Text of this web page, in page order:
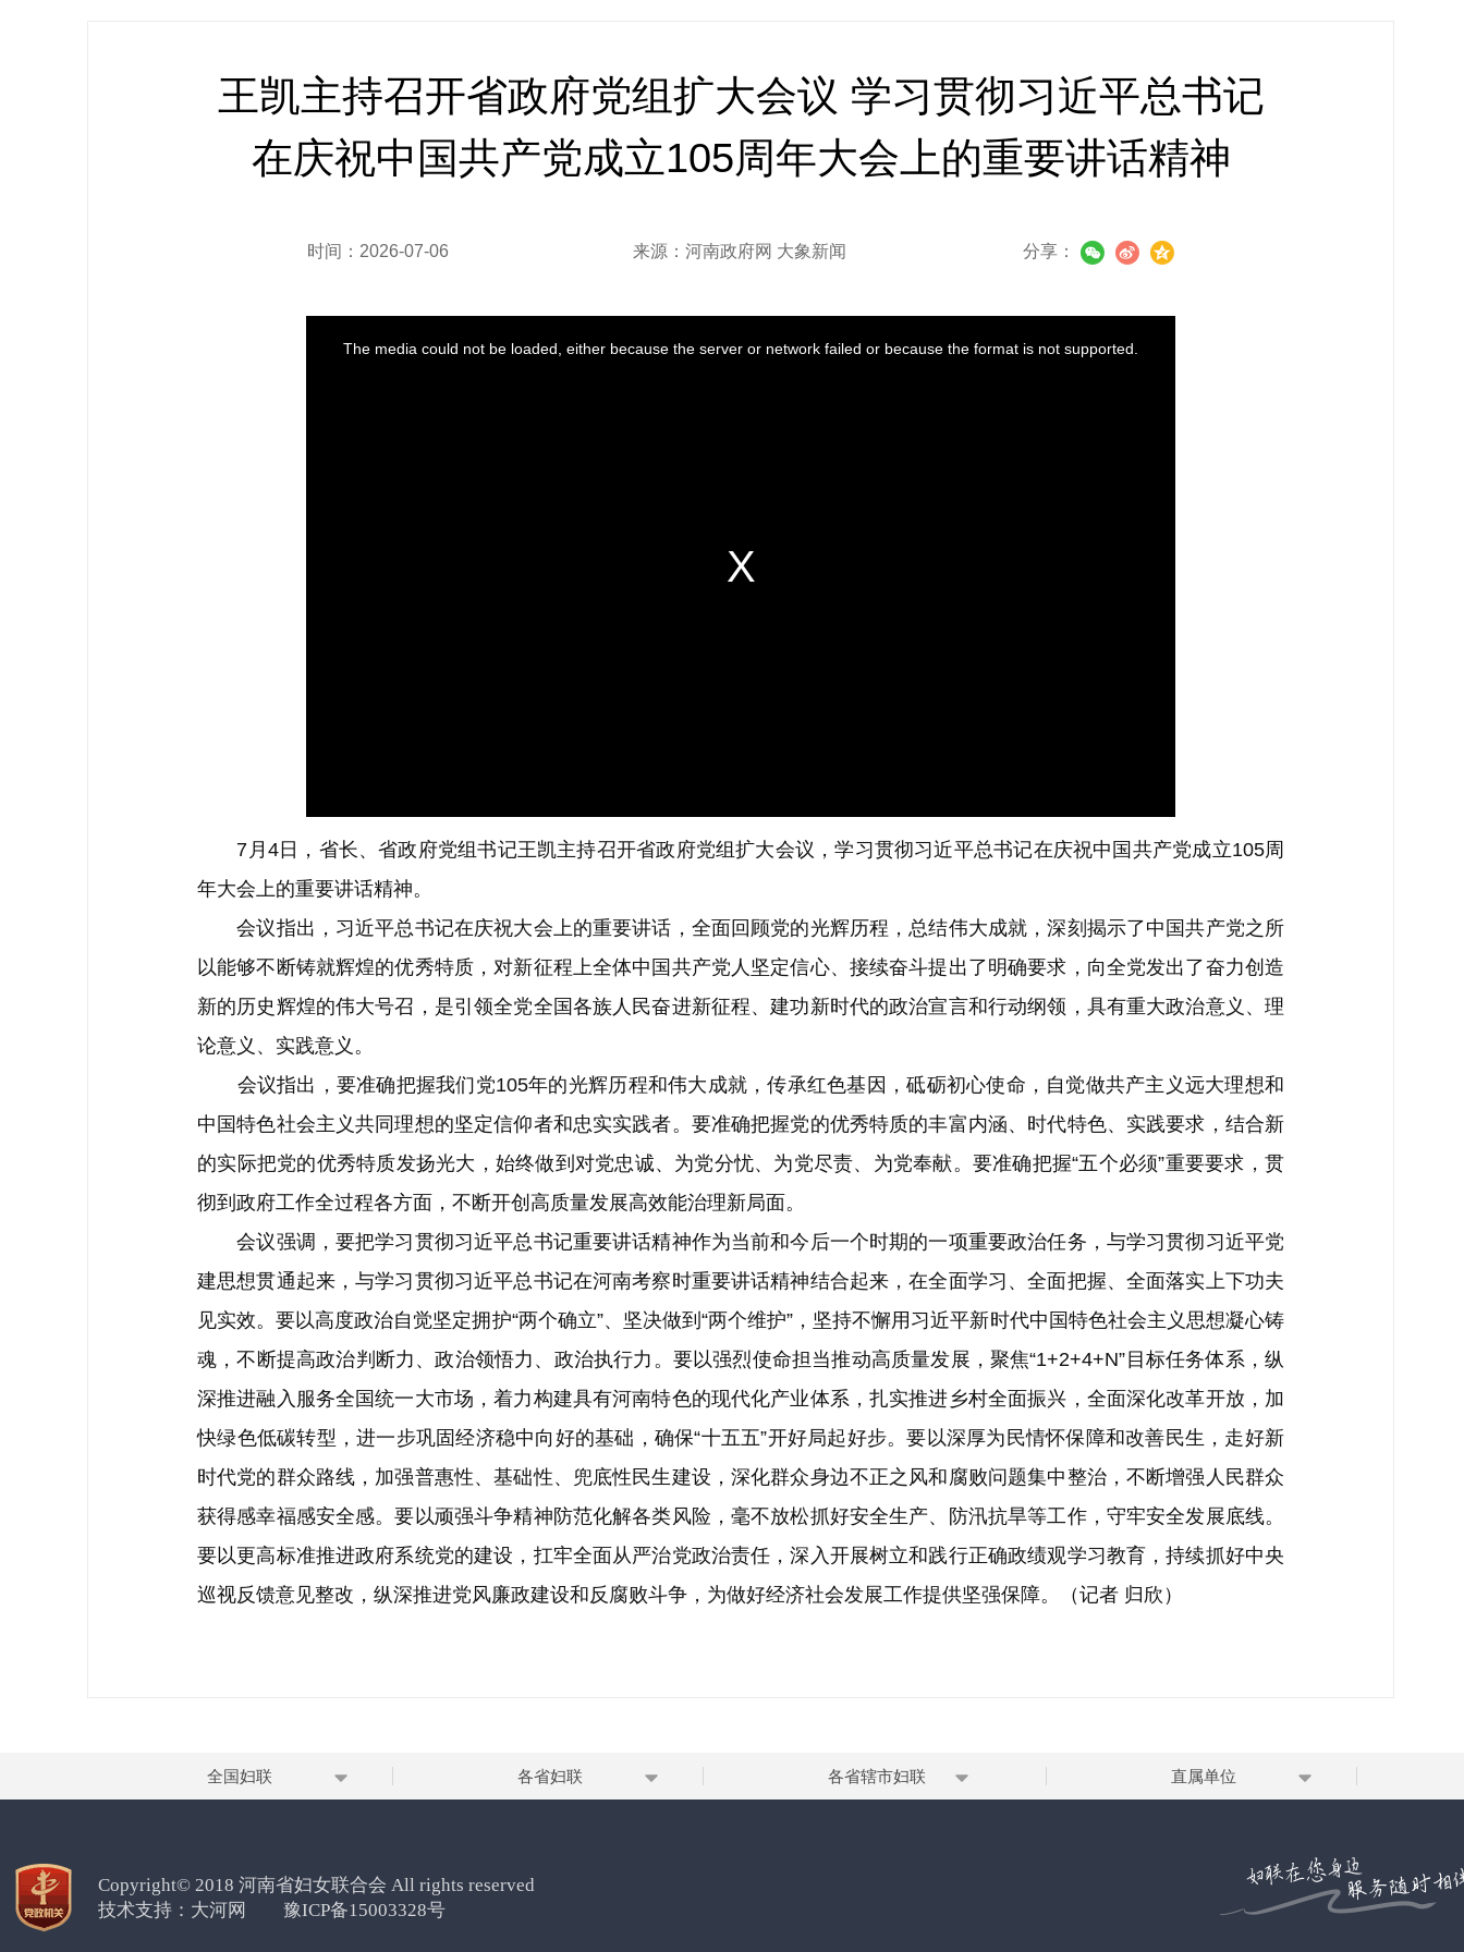
王凯主持召开省政府党组扩大会议 学习贯彻习近平总书记
在庆祝中国共产党成立105周年大会上的重要讲话精神
时间：2026-07-06 来源：河南政府网 大象新闻 分享：
7月4日，省长、省政府党组书记王凯主持召开省政府党组扩大会议，学习贯彻习近平总书记在庆祝中国共产党成立105周
年大会上的重要讲话精神。
会议指出，习近平总书记在庆祝大会上的重要讲话，全面回顾党的光辉历程，总结伟大成就，深刻揭示了中国共产党之所
以能够不断铸就辉煌的优秀特质，对新征程上全体中国共产党人坚定信心、接续奋斗提出了明确要求，向全党发出了奋力创造
新的历史辉煌的伟大号召，是引领全党全国各族人民奋进新征程、建功新时代的政治宣言和行动纲领，具有重大政治意义、理
论意义、实践意义。
会议指出，要准确把握我们党105年的光辉历程和伟大成就，传承红色基因，砥砺初心使命，自觉做共产主义远大理想和
中国特色社会主义共同理想的坚定信仰者和忠实实践者。要准确把握党的优秀特质的丰富内涵、时代特色、实践要求，结合新
的实际把党的优秀特质发扬光大，始终做到对党忠诚、为党分忧、为党尽责、为党奉献。要准确把握“五个必须”重要要求，贯
彻到政府工作全过程各方面，不断开创高质量发展高效能治理新局面。
会议强调，要把学习贯彻习近平总书记重要讲话精神作为当前和今后一个时期的一项重要政治任务，与学习贯彻习近平党
建思想贯通起来，与学习贯彻习近平总书记在河南考察时重要讲话精神结合起来，在全面学习、全面把握、全面落实上下功夫
见实效。要以高度政治自觉坚定拥护“两个确立”、坚决做到“两个维护”，坚持不懈用习近平新时代中国特色社会主义思想凝心铸
魂，不断提高政治判断力、政治领悟力、政治执行力。要以强烈使命担当推动高质量发展，聚焦“1+2+4+N”目标任务体系，纵
深推进融入服务全国统一大市场，着力构建具有河南特色的现代化产业体系，扎实推进乡村全面振兴，全面深化改革开放，加
快绿色低碳转型，进一步巩固经济稳中向好的基础，确保“十五五”开好局起好步。要以深厚为民情怀保障和改善民生，走好新
时代党的群众路线，加强普惠性、基础性、兜底性民生建设，深化群众身边不正之风和腐败问题集中整治，不断增强人民群众
获得感幸福感安全感。要以顽强斗争精神防范化解各类风险，毫不放松抓好安全生产、防汛抗旱等工作，守牢安全发展底线。
要以更高标准推进政府系统党的建设，扛牢全面从严治党政治责任，深入开展树立和践行正确政绩观学习教育，持续抓好中央
巡视反馈意见整改，纵深推进党风廉政建设和反腐败斗争，为做好经济社会发展工作提供坚强保障。（记者 归欣）
全国妇联 各省妇联 各省辖市妇联 直属单位
Copyright© 2018 河南省妇女联合会 All rights reserved
技术支持： 大河网 豫ICP备15003328号